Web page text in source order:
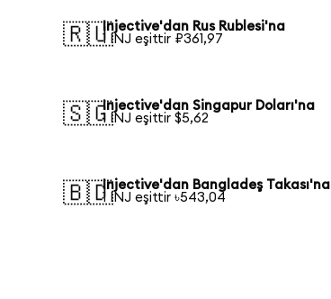
🇷🇺Injective'dan Rus Rublesi'na
1 INJ eşittir ₽361,97
🇸🇬Injective'dan Singapur Doları'na
1 INJ eşittir $5,62
🇧🇩Injective'dan Bangladeş Takası'na
1 INJ eşittir ৳543,04